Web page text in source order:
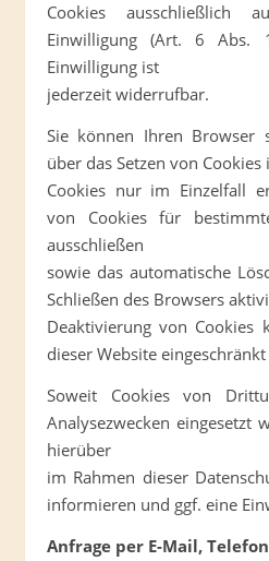
Cookies ausschließlich
Einwilligung (Art. 6 Abs.
Einwilligung ist
jederzeit widerrufbar.
Sie können Ihren Browser
über das Setzen von
Cookies nur im Einzelfall
von Cookies für
ausschließen
sowie das automatische
Schließen des Browsers
Deaktivierung von Cookies
dieser Website eingeschränkt
Soweit Cookies von
Analysezwecken eingesetzt
hierüber
im Rahmen dieser
informieren und ggf. eine
Anfrage per E-Mail,